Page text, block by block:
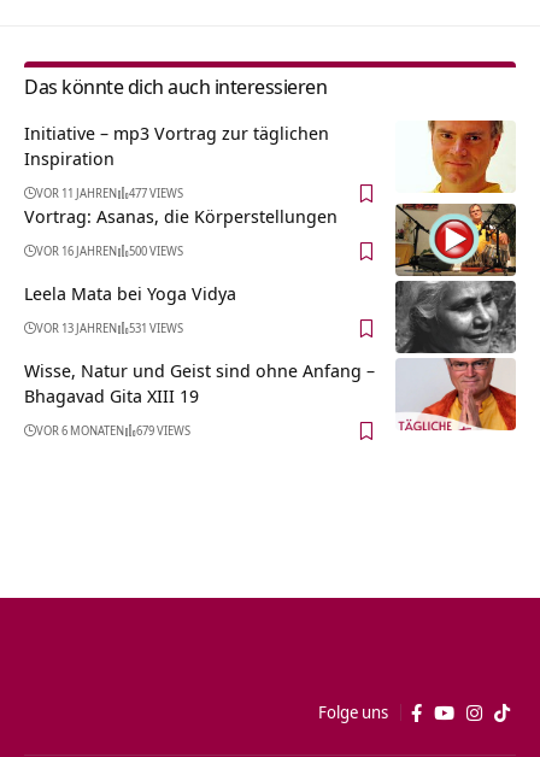
Das könnte dich auch interessieren
Initiative – mp3 Vortrag zur täglichen
Inspiration
VOR 11 JAHREN 477 VIEWS
Vortrag: Asanas, die Körperstellungen
VOR 16 JAHREN 500 VIEWS
Leela Mata bei Yoga Vidya
VOR 13 JAHREN 531 VIEWS
Wisse, Natur und Geist sind ohne Anfang –
Bhagavad Gita XIII 19
VOR 6 MONATEN 679 VIEWS
Folge uns